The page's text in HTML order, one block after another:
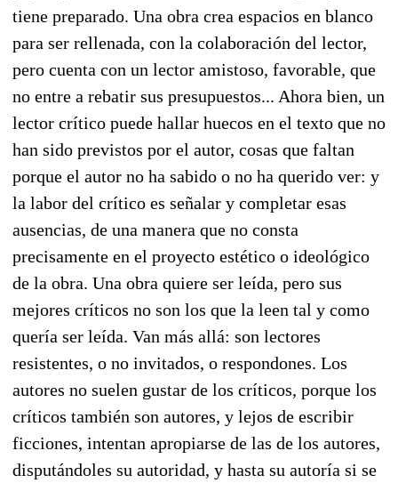
tiene preparado. Una obra crea espacios en blanco
para ser rellenada, con la colaboración del lector,
pero cuenta con un lector amistoso, favorable, que
no entre a rebatir sus presupuestos... Ahora bien, un
lector crítico puede hallar huecos en el texto que no
han sido previstos por el autor, cosas que faltan
porque el autor no ha sabido o no ha querido ver: y
la labor del crítico es señalar y completar esas
ausencias, de una manera que no consta
precisamente en el proyecto estético o ideológico
de la obra. Una obra quiere ser leída, pero sus
mejores críticos no son los que la leen tal y como
quería ser leída. Van más allá: son lectores
resistentes, o no invitados, o respondones. Los
autores no suelen gustar de los críticos, porque los
críticos también son autores, y lejos de escribir
ficciones, intentan apropiarse de las de los autores,
disputándoles su autoridad, y hasta su autoría si se